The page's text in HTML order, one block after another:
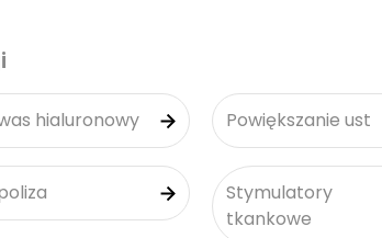
hialuronowy Powiększanie ust
Stymulatory
tkankowe